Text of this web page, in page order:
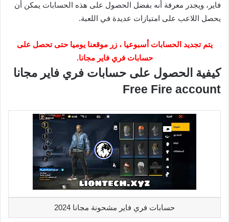
فاير، ويجدر معرفة أنه بفضل الحصول على هذه الحسابات يمكن أن
يحصل اللاعب على امتيازات عديدة في اللعبة.
يتم تجديد الحسابات أسبوعيا ، زر موقعنا يوميا حتى تحصل على
حسابات فري فاير مجانا.
كيفية الحصول على حسابات فري فاير مجانا
Free Fire account
حسابات فري فاير مشحونة مجانا 2024